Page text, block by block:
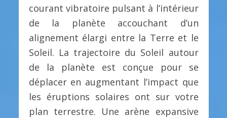
courant vibratoire pulsant à l’intérieur
de la planète accouchant d’un
alignement élargi entre la Terre et le
Soleil. La trajectoire du Soleil autour
de la planète est conçue pour se
déplacer en augmentant l’impact que
les éruptions solaires ont sur votre
plan terrestre. Une arène expansive